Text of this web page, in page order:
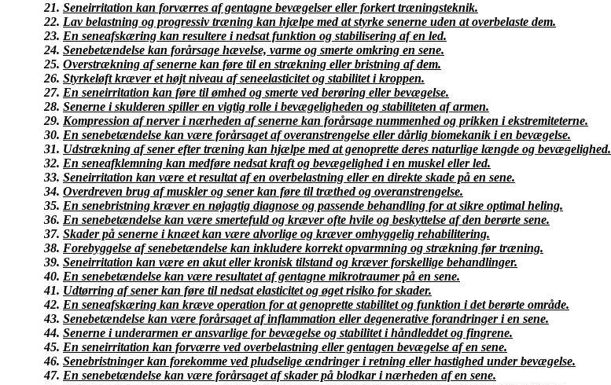
Seneirritation kan forværres af gentagne bevægelser eller forkert træningsteknik.
Lav belastning og progressiv træning kan hjælpe med at styrke senerne uden at overbelaste dem.
En seneafskæring kan resultere i nedsat funktion og stabilisering af en led.
Senebetændelse kan forårsage hævelse, varme og smerte omkring en sene.
Overstrækning af senerne kan føre til en strækning eller bristning af dem.
Styrkeløft kræver et højt niveau af seneelasticitet og stabilitet i kroppen.
En seneirritation kan føre til ømhed og smerte ved berøring eller bevægelse.
Senerne i skulderen spiller en vigtig rolle i bevægeligheden og stabiliteten af armen.
Kompression af nerver i nærheden af senerne kan forårsage nummenhed og prikken i ekstremiteterne.
En senebetændelse kan være forårsaget af overanstrengelse eller dårlig biomekanik i en bevægelse.
Udstrækning af sener efter træning kan hjælpe med at genoprette deres naturlige længde og bevægelighed.
En seneafklemning kan medføre nedsat kraft og bevægelighed i en muskel eller led.
Seneirritation kan være et resultat af en overbelastning eller en direkte skade på en sene.
Overdreven brug af muskler og sener kan føre til træthed og overanstrengelse.
En senebristning kræver en nøjagtig diagnose og passende behandling for at sikre optimal heling.
En senebetændelse kan være smertefuld og kræver ofte hvile og beskyttelse af den berørte sene.
Skader på senerne i knæet kan være alvorlige og kræver omhyggelig rehabilitering.
Forebyggelse af senebetændelse kan inkludere korrekt opvarmning og strækning før træning.
Seneirritation kan være en akut eller kronisk tilstand og kræver forskellige behandlinger.
En senebetændelse kan være resultatet af gentagne mikrotraumer på en sene.
Udtørring af sener kan føre til nedsat elasticitet og øget risiko for skader.
En seneafskæring kan kræve operation for at genoprette stabilitet og funktion i det berørte område.
Senebetændelse kan være forårsaget af inflammation eller degenerative forandringer i en sene.
Senerne i underarmen er ansvarlige for bevægelse og stabilitet i håndleddet og fingrene.
En seneirritation kan forværre ved overbelastning eller gentagen bevægelse af en sene.
Senebristninger kan forekomme ved pludselige ændringer i retning eller hastighed under bevægelse.
En senebetændelse kan være forårsaget af skader på blodkar i nærheden af en sene.